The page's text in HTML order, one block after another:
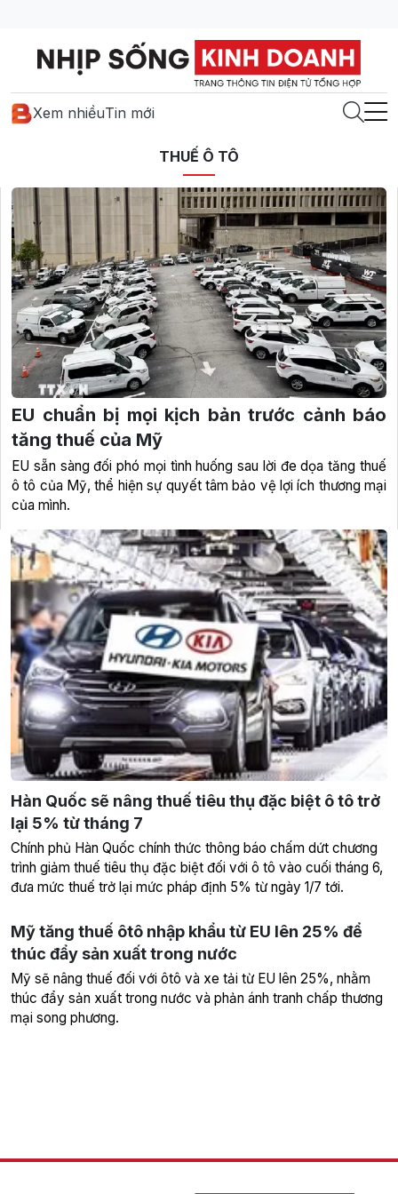
Xem nhiềuTin mới
THUẾ Ô TÔ
Hàn Quốc sẽ nâng thuế tiêu thụ đặc biệt ô tô trở
lại 5% từ tháng 7
Chính phủ Hàn Quốc chính thức thông báo chấm dứt chương
trình giảm thuế tiêu thụ đặc biệt đối với ô tô vào cuối tháng 6,
đưa mức thuế trở lại mức pháp định 5% từ ngày 1/7 tới.
EU chuẩn bị mọi kịch bản trước cảnh báo
tăng thuế của Mỹ
EU sẵn sàng đối phó mọi tình huống sau lời đe dọa tăng thuế
ô tô của Mỹ, thể hiện sự quyết tâm bảo vệ lợi ích thương mại
của mình.
Mỹ tăng thuế ôtô nhập khẩu từ EU lên 25% để
thúc đẩy sản xuất trong nước
Mỹ sẽ nâng thuế đối với ôtô và xe tải từ EU lên 25%, nhằm
thúc đẩy sản xuất trong nước và phản ánh tranh chấp thương
mại song phương.